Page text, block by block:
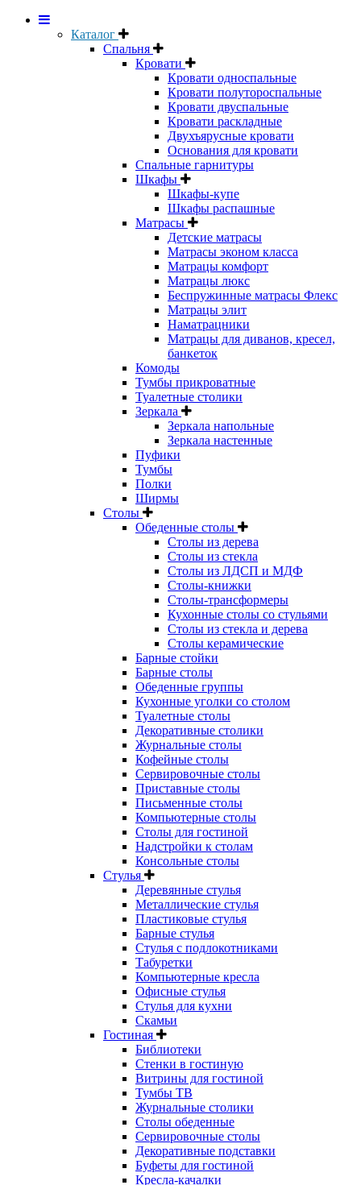
Каталог
Спальня
Кровати
Кровати односпальные
Кровати полутороспальные
Кровати двуспальные
Кровати раскладные
Двухъярусные кровати
Основания для кровати
Спальные гарнитуры
Шкафы
Шкафы-купе
Шкафы распашные
Матрасы
Детские матрасы
Матрасы эконом класса
Матрацы комфорт
Матрацы люкс
Беспружинные матрасы Флекс
Матрацы элит
Наматрацники
Матрацы для диванов, кресел,
банкеток
Комоды
Тумбы прикроватные
Туалетные столики
Зеркала
Зеркала напольные
Зеркала настенные
Пуфики
Тумбы
Полки
Ширмы
Столы
Обеденные столы
Столы из дерева
Столы из стекла
Столы из ЛДСП и МДФ
Столы-книжки
Столы-трансформеры
Кухонные столы со стульями
Столы из стекла и дерева
Столы керамические
Барные стойки
Барные столы
Обеденные группы
Кухонные уголки со столом
Туалетные столы
Декоративные столики
Журнальные столы
Кофейные столы
Сервировочные столы
Приставные столы
Письменные столы
Компьютерные столы
Столы для гостиной
Надстройки к столам
Консольные столы
Стулья
Деревянные стулья
Металлические стулья
Пластиковые стулья
Барные стулья
Стулья с подлокотниками
Табуретки
Компьютерные кресла
Офисные стулья
Стулья для кухни
Скамьи
Гостиная
Библиотеки
Стенки в гостиную
Витрины для гостиной
Тумбы ТВ
Журнальные столики
Столы обеденные
Сервировочные столы
Декоративные подставки
Буфеты для гостиной
Кресла-качалки